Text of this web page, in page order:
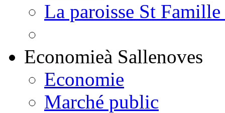
La paroisse St
Economieà Sallenoves
Economie
Marché public